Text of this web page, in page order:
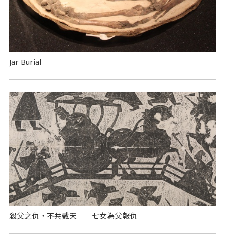
Jar Burial
殺父之仇，不共戴天──七女為父報仇